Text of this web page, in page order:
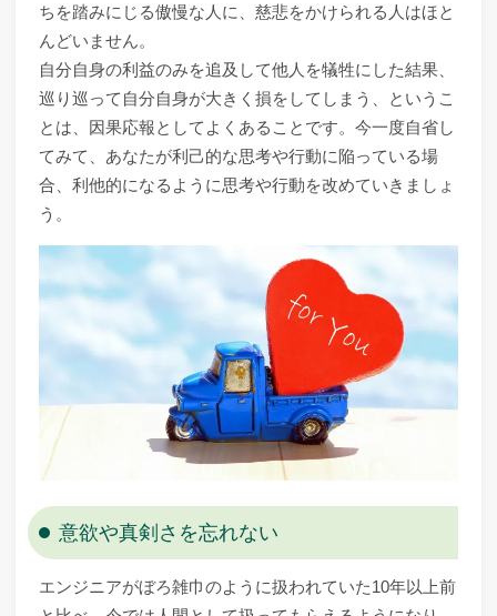
ちを踏みにじる傲慢な人に、慈悲をかけられる人はほと
んどいません。
自分自身の利益のみを追及して他人を犠牲にした結果、
巡り巡って自分自身が大きく損をしてしまう、というこ
とは、因果応報としてよくあることです。今一度自省し
てみて、あなたが利己的な思考や行動に陥っている場
合、利他的になるように思考や行動を改めていきましょ
う。
意欲や真剣さを忘れない
エンジニアがぼろ雑巾のように扱われていた10年以上前